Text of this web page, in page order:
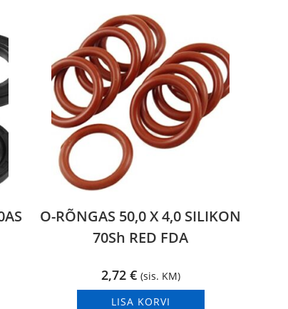
O-RÕNGAS 50,0 X 4,0 SILIKON
70Sh RED FDA
2,72 € (sis. KM)
LISA KORVI